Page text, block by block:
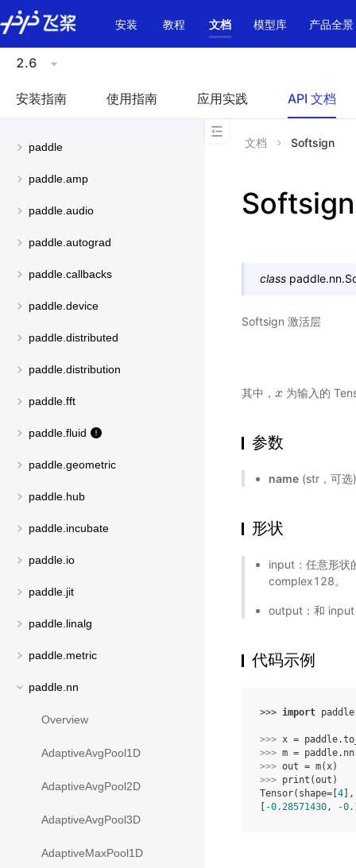
\u200E
安装
教程 文档 模型库 产品全景
2.6
安装指南 使用指南 应用实践 API 文档
paddle
paddle.amp
paddle.audio
paddle.autograd
paddle.callbacks
paddle.device
paddle.distributed
paddle.distribution
paddle.fft
paddle.fluid
paddle.geometric
paddle.hub
paddle.incubate
paddle.io
paddle.jit
paddle.linalg
paddle.metric
paddle.nn
Overview
AdaptiveAvgPool1D
AdaptiveAvgPool2D
AdaptiveAvgPool3D
AdaptiveMaxPool1D
文档 Softsign
Softsign
class paddle.nn.
Softsign 激活层
其中， x
x 为输入的
参数
name (str，可
形状
input：任意形
complex128。
output：和 input
代码示例
>>> import paddle
>>> x = paddle.
>>> m = paddle. nn
>>> out = m(x)
>>> print (out )
Tensor(shape=[ 4
-0.28571430, -